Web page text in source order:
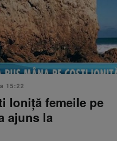
15:22
Ioniță femeile pe
ajuns la